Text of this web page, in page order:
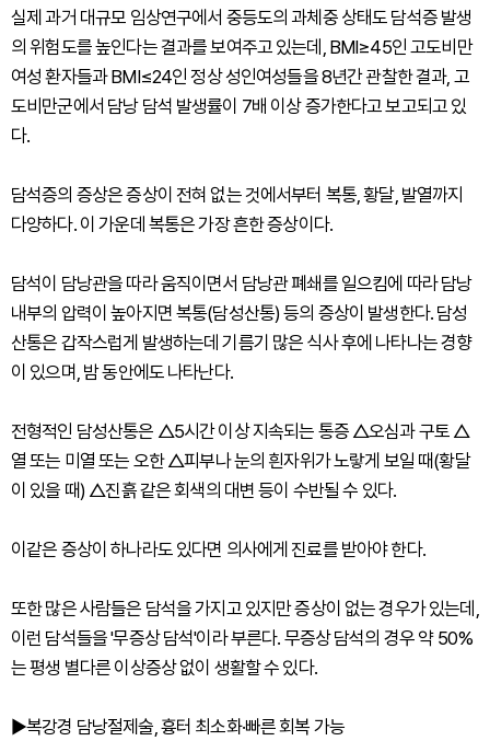
실제 과거 대규모 임상연구에서 중등도의 과체중 상태도 담석증 발생
의 위험도를 높인다는 결과를 보여주고 있는데, BMI≥45인 고도비만
여성 환자들과 BMI≤24인 정상 성인여성들을 8년간 관찰한 결과, 고
도비만군에서 담낭 담석 발생률이 7배 이상 증가한다고 보고되고 있
다.
담석증의 증상은 증상이 전혀 없는 것에서부터 복통, 황달, 발열까지
다양하다. 이 가운데 복통은 가장 흔한 증상이다.
담석이 담낭관을 따라 움직이면서 담낭관 폐쇄를 일으킴에 따라 담낭
내부의 압력이 높아지면 복통(담성산통) 등의 증상이 발생한다. 담성
산통은 갑작스럽게 발생하는데 기름기 많은 식사 후에 나타나는 경향
이 있으며, 밤 동안에도 나타난다.
전형적인 담성산통은 △5시간 이상 지속되는 통증 △오심과 구토 △
열 또는 미열 또는 오한 △피부나 눈의 흰자위가 노랗게 보일 때(황달
이 있을 때) △진흙 같은 회색의 대변 등이 수반될 수 있다.
이같은 증상이 하나라도 있다면 의사에게 진료를 받아야 한다.
또한 많은 사람들은 담석을 가지고 있지만 증상이 없는 경우가 있는데,
이런 담석들을 '무증상 담석'이라 부른다. 무증상 담석의 경우 약 50%
는 평생 별다른 이상증상 없이 생활할 수 있다.
▶복강경 담낭절제술, 흉터 최소화·빠른 회복 가능